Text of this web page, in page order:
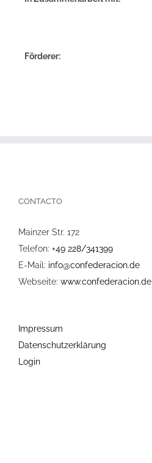
Förderer:
CONTACTO
Mainzer Str. 172
Telefon: +49 228/341399
E-Mail: info@confederacion.de
Webseite: www.confederacion.de
Impressum
Datenschutzerklärung
Login